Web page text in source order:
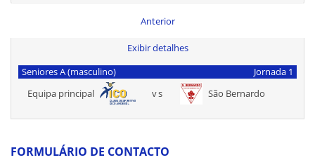
Anterior
Exibir detalhes
Seniores A (masculino)
Jornada 1
Equipa principal
vs São Bernardo
FORMULÁRIO DE CONTACTO